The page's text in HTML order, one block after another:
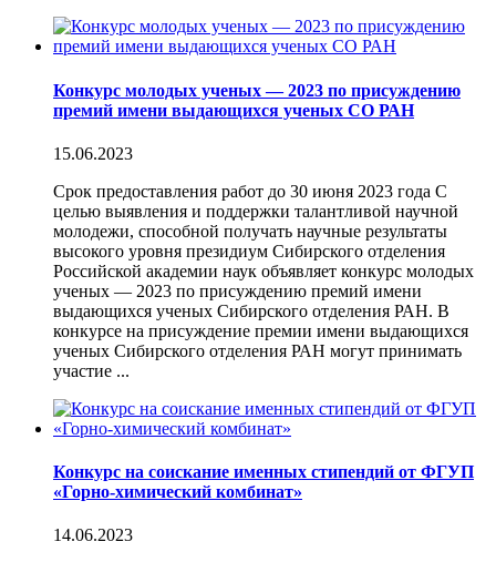
Конкурс молодых ученых — 2023 по присуждению
премий имени выдающихся ученых СО РАН
15.06.2023
Срок предоставления работ до 30 июня 2023 года С
целью выявления и поддержки талантливой научной
молодежи, способной получать научные результаты
высокого уровня президиум Сибирского отделения
Российской академии наук объявляет конкурс молодых
ученых — 2023 по присуждению премий имени
выдающихся ученых Сибирского отделения РАН. В
конкурсе на присуждение премии имени выдающихся
ученых Сибирского отделения РАН могут принимать
участие ...
Конкурс на соискание именных стипендий от ФГУП
«Горно-химический комбинат»
14.06.2023